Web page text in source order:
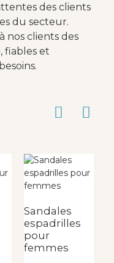
des clients
du secteur.
nos clients des
fiables et
Sandales
espadrilles
pour
femmes